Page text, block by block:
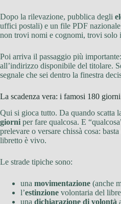
Dopo la rilevazione, pubblica degli
uffici postali) e un file PDF
non trovi nomi e cognomi, trovi solo i
Poi arriva il passaggio più
all’indirizzo disponibile del titolare.
segnale che sei dentro la finestra
La scadenza vera: i famosi 180 giorni
Qui si gioca tutto. Da quando scatta
giorni per fare qualcosa. E
prelevare o versare chissà cosa:
libretto è vivo.
Le strade tipiche sono:
una movimentazione (anche
l’estinzione volontaria del
una dichiarazione di volontà